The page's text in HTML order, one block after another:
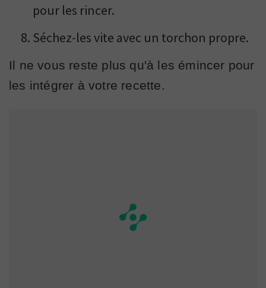
pour les rincer.
Séchez-les vite avec un torchon propre.
Il ne vous reste plus qu'à les émincer pour
les intégrer à votre recette.